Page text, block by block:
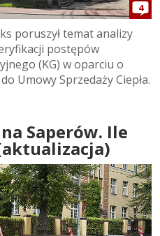
4
poruszył temat analizy
postępów
(KG) w oparciu o
Umowy Sprzedaży Ciepła.
Saperów. Ile